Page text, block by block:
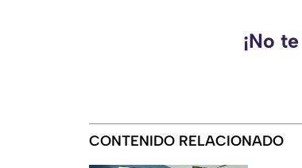
¡No
CONTENIDO RELACIONADO